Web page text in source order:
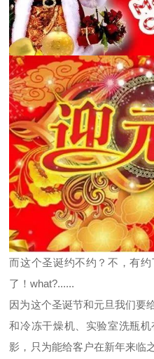
而这个圣诞约不约？不，有
了！what?......
因为这个圣诞节和元旦我们要
和冷冻干燥机、实验室洗瓶
影，只为能给客户在新年来临